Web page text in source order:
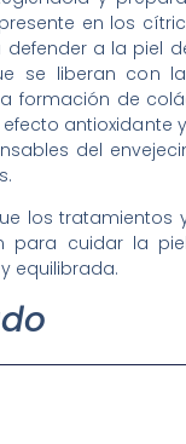
en los
a la piel
se liberan con
formación de
efecto
del
los
para cuidar la
equilibrada.